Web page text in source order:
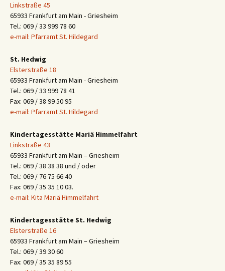
Linkstraße 45
65933 Frankfurt am Main - Griesheim
Tel.: 069 / 33 999 78 60
e-mail: Pfarramt St. Hildegard
St. Hedwig
Elsterstraße 18
65933 Frankfurt am Main - Griesheim
Tel.: 069 / 33 999 78 41
Fax: 069 / 38 99 50 95
e-mail: Pfarramt St. Hildegard
Kindertagesstätte Mariä Himmelfahrt
Linkstraße 43
65933 Frankfurt am Main – Griesheim
Tel.: 069 / 38 38 38 und / oder
Tel.: 069 / 76 75 66 40
Fax: 069 / 35 35 10 03.
e-mail: Kita Mariä Himmelfahrt
Kindertagesstätte St. Hedwig
Elsterstraße 16
65933 Frankfurt am Main – Griesheim
Tel.: 069 / 39 30 60
Fax: 069 / 35 35 89 55